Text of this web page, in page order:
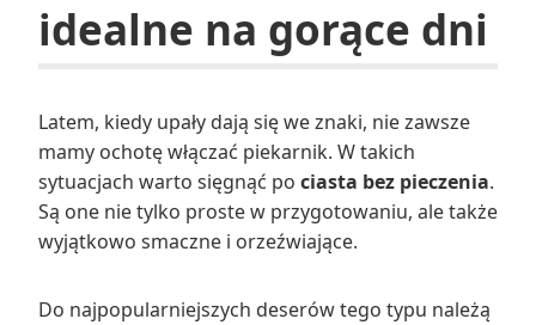
idealne na gorące dni
Latem, kiedy upały dają się we znaki, nie zawsze
mamy ochotę włączać piekarnik. W takich
sytuacjach warto sięgnąć po ciasta bez pieczenia.
Są one nie tylko proste w przygotowaniu, ale także
wyjątkowo smaczne i orzeźwiające.
Do najpopularniejszych deserów tego typu należą